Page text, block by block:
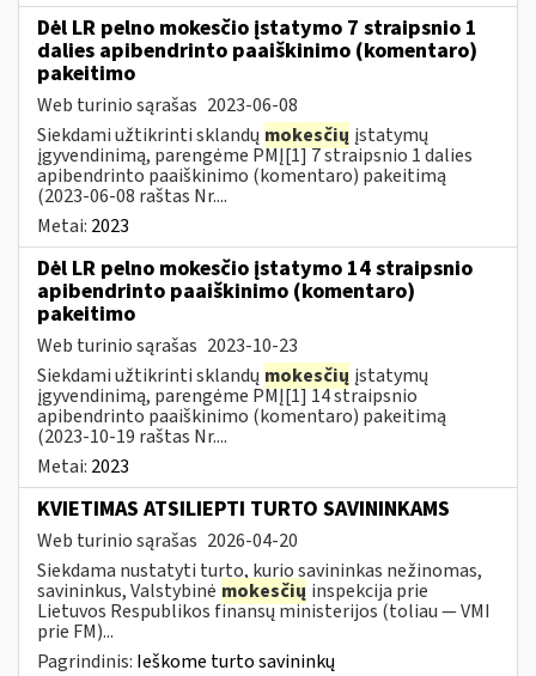
Dėl LR pelno mokesčio įstatymo 7 straipsnio 1
dalies apibendrinto paaiškinimo (komentaro)
pakeitimo
Web turinio sąrašas 2023-06-08
Siekdami užtikrinti sklandų mokesčių įstatymų
įgyvendinimą, parengėme PMĮ[1] 7 straipsnio 1 dalies
apibendrinto paaiškinimo (komentaro) pakeitimą
(2023-06-08 raštas Nr....
Metai: 2023
Dėl LR pelno mokesčio įstatymo 14 straipsnio
apibendrinto paaiškinimo (komentaro)
pakeitimo
Web turinio sąrašas 2023-10-23
Siekdami užtikrinti sklandų mokesčių įstatymų
įgyvendinimą, parengėme PMĮ[1] 14 straipsnio
apibendrinto paaiškinimo (komentaro) pakeitimą
(2023-10-19 raštas Nr....
Metai: 2023
KVIETIMAS ATSILIEPTI TURTO SAVININKAMS
Web turinio sąrašas 2026-04-20
Siekdama nustatyti turto, kurio savininkas nežinomas,
savininkus, Valstybinė mokesčių inspekcija prie
Lietuvos Respublikos finansų ministerijos (toliau — VMI
prie FM)...
Pagrindinis: Ieškome turto savininkų